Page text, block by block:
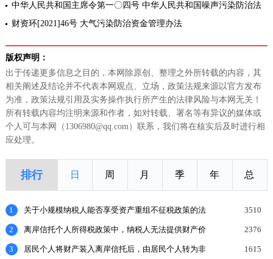
入打好污染防治攻坚战行动方案》的通知
中华人民共和国主席令第一〇四号 中华人民共和国噪声污染防治法
财资环[2021]46号 大气污染防治资金管理办法
版权声明：
出于传递更多信息之目的，本网除原创、整理之外所转载的内容，其
相关阐述及结论并不代表本网观点、立场，政策法规来源以官方发布
为准，政策法规引用及实务操作执行所产生的法律风险与本网无关！
所有转载内容均注明来源和作者，如对转载、署名等有异议的媒体或
个人可与本网（1306980@qq.com）联系，我们将在核实后及时进行相
应处理。
排行 日 周 月 季 年 总
1
关于小规模纳税人能否享受资产重组不征税政策的法
3510
2
离岸信托个人所得税政策中，纳税人无法提供财产价
2376
3
居民个人将财产装入离岸信托后，由居民个人转为非
1615